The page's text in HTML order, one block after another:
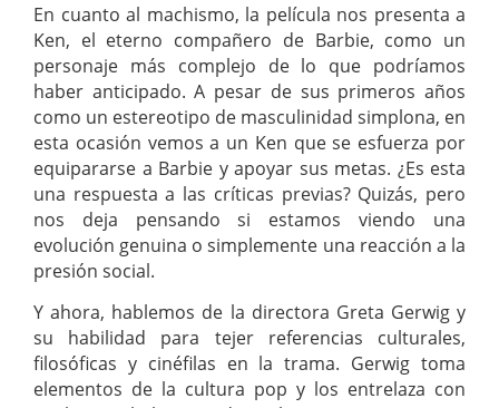
En cuanto al machismo, la película nos presenta a
Ken, el eterno compañero de Barbie, como un
personaje más complejo de lo que podríamos
haber anticipado. A pesar de sus primeros años
como un estereotipo de masculinidad simplona, en
esta ocasión vemos a un Ken que se esfuerza por
equipararse a Barbie y apoyar sus metas. ¿Es esta
una respuesta a las críticas previas? Quizás, pero
nos deja pensando si estamos viendo una
evolución genuina o simplemente una reacción a la
presión social.
Y ahora, hablemos de la directora Greta Gerwig y
su habilidad para tejer referencias culturales,
filosóficas y cinéfilas en la trama. Gerwig toma
elementos de la cultura pop y los entrelaza con